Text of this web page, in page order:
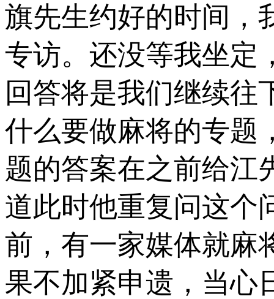
旗先生约好的时间，
专访。还没等我坐定
回答将是我们继续往
什么要做麻将的专题
题的答案在之前给江
道此时他重复问这个
前，有一家媒体就麻
果不加紧申遗，当心